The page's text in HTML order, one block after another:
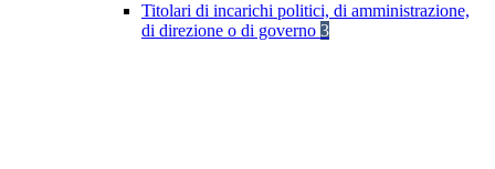
Titolari di incarichi politici, di amministrazione,
di direzione o di governo 3